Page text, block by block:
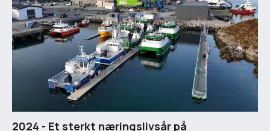
2024 - Et sterkt næringslivsår på